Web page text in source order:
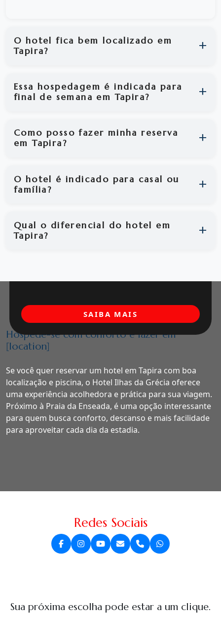
O hotel fica bem localizado em
Tapira?
Essa hospedagem é indicada para
final de semana em Tapira?
Como posso fazer minha reserva
em Tapira?
O hotel é indicado para casal ou
família?
Qual o diferencial do hotel em
Tapira?
Hospede-se com conforto e lazer em
[location]
Se você quer reservar um hotel em Tapira com boa
localização e piscina, o Hotel Ilhas da Grécia oferece
uma experiência acolhedora e prática para sua viagem.
Próximo à Praia da Enseada, é uma opção interessante
para quem busca conforto, descanso e mais facilidade
para aproveitar cada dia da estadia.
SAIBA MAIS
Redes Sociais
Sua próxima escolha pode estar a um clique.